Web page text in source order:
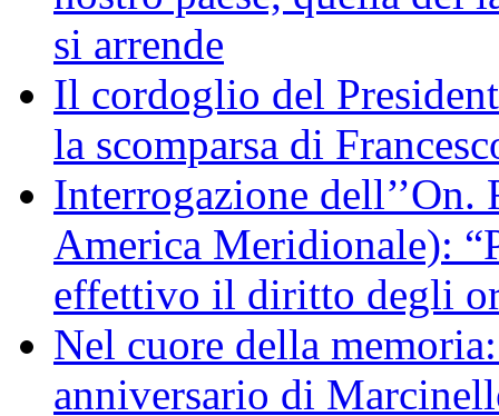
si arrende
Il cordoglio del
la scomparsa di
Interrogazione
America Meridionale):
effettivo il diritto degli
Nel cuore della
anniversario di